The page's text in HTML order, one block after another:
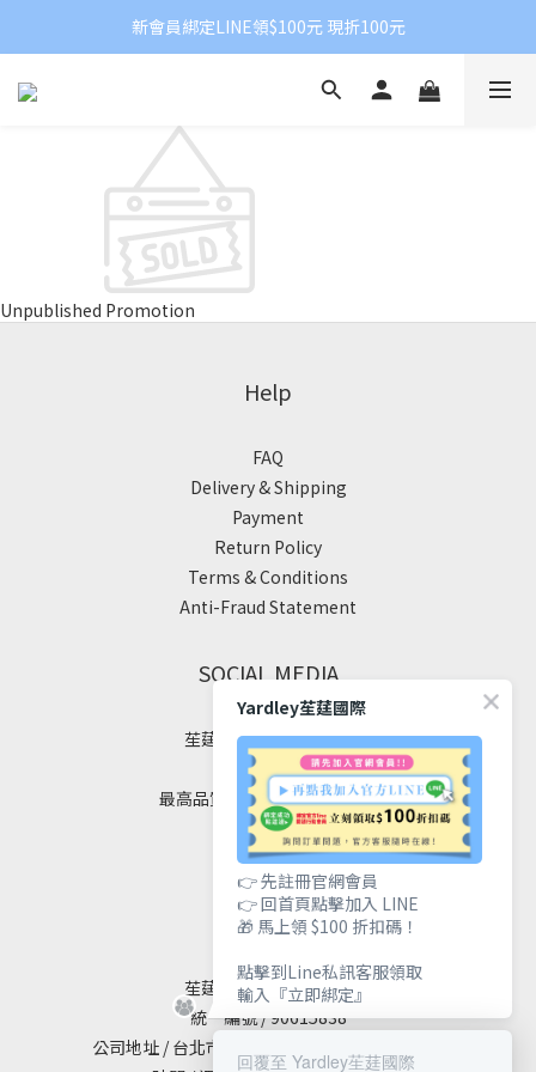
新會員綁定LINE領$100元 現折100元
Unpublished Promotion
Help
FAQ
Delivery & Shipping
Payment
Return Policy
Terms & Conditions
Anti-Fraud Statement
SOCIAL MEDIA
苼莛國際生技有限公司
✦ 四大堅持 ✦
最高品質｜安全｜健康｜美麗
聯絡我們
苼莛國際生技有限公司
統一編號 / 90615838
公司地址 / 台北市大安區敦化南路二段65號19樓
Yardley苼莛國際
👉 先註冊官網會員
👉 回首頁點擊加入 LINE
🎁 馬上領 $100 折扣碼！
點擊到Line私訊客服領取
輸入『立即綁定』
回覆至 Yardley苼莛國際